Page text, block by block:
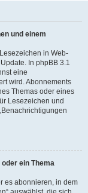
und einem
in Web-
In phpBB 3.1
eine
wird. Abonnements
Themas oder eines
Lesezeichen und
ein Thema
es abonnieren, in dem